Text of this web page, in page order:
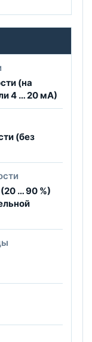
(на
4 … 20 мА)
(без
… 90 %)